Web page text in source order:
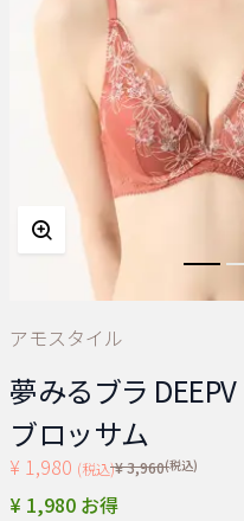
アモスタイル
夢みるブラ
ブロッサム
¥ 1,980 (税込)Price reduced from
¥ 3,960(税込)
¥ 1,980 お得